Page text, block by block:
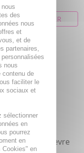
AU PANIER
baume lèvre
des
nous
et
et de
partenaires,
nous
contenu de
faciliter le
sociaux et
sélectionner
en
pourrez
en
Cookies" en